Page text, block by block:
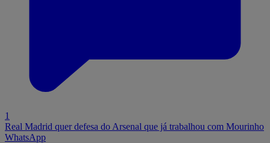
1
Real Madrid quer defesa do Arsenal que já trabalhou com Mourinho
WhatsApp